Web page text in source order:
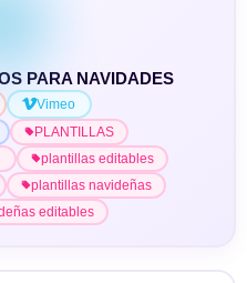
PARA NAVIDADES
Vimeo
PLANTILLAS
plantillas editables
plantillas navideñas
editables